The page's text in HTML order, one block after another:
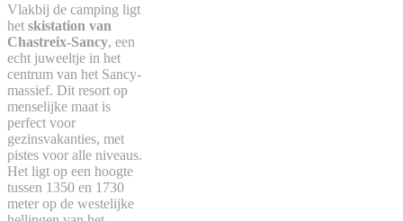
Vlakbij de camping ligt
het skistation van
Chastreix-Sancy, een
echt juweeltje in het
centrum van het Sancy-
massief. Dit resort op
menselijke maat is
perfect voor
gezinsvakanties, met
pistes voor alle niveaus.
Het ligt op een hoogte
tussen 1350 en 1730
meter op de westelijke